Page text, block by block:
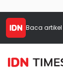
Baca artikel